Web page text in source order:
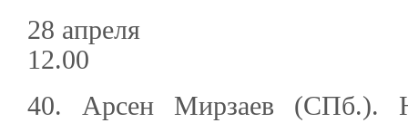
28 апреля
12.00
40. Арсен Мирзаев (СПб.).